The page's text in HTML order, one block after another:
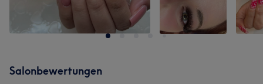
Salonbewertungen